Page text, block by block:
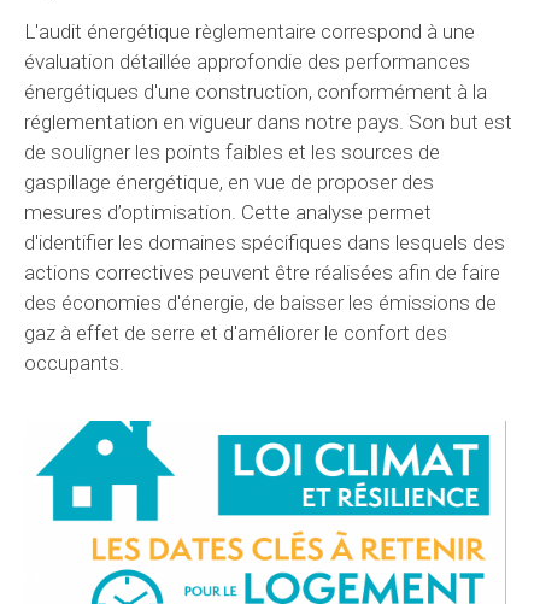
L'audit énergétique règlementaire correspond à une
évaluation détaillée approfondie des performances
énergétiques d'une construction, conformément à la
réglementation en vigueur dans notre pays. Son but est
de souligner les points faibles et les sources de
gaspillage énergétique, en vue de proposer des
mesures d’optimisation. Cette analyse permet
d'identifier les domaines spécifiques dans lesquels des
actions correctives peuvent être réalisées afin de faire
des économies d'énergie, de baisser les émissions de
gaz à effet de serre et d'améliorer le confort des
occupants.